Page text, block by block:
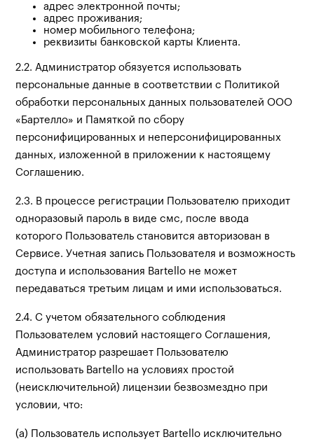
адрес электронной почты;
адрес проживания;
номер мобильного телефона;
реквизиты банковской карты Клиента.
2.2. Администратор обязуется использовать
персональные данные в соответствии с Политикой
обработки персональных данных пользователей ООО
«Бартелло» и Памяткой по сбору
персонифицированных и неперсонифицированных
данных, изложенной в приложении к настоящему
Соглашению.
2.3. В процессе регистрации Пользователю приходит
одноразовый пароль в виде смс, после ввода
которого Пользователь становится авторизован в
Сервисе. Учетная запись Пользователя и возможность
доступа и использования Bartello не может
передаваться третьим лицам и ими использоваться.
2.4. С учетом обязательного соблюдения
Пользователем условий настоящего Соглашения,
Администратор разрешает Пользователю
использовать Bartello на условиях простой
(неисключительной) лицензии безвозмездно при
условии, что:
(a) Пользователь использует Bartello исключительно